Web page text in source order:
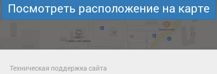
Посмотреть расположение на карте
Техническая поддержка сайта